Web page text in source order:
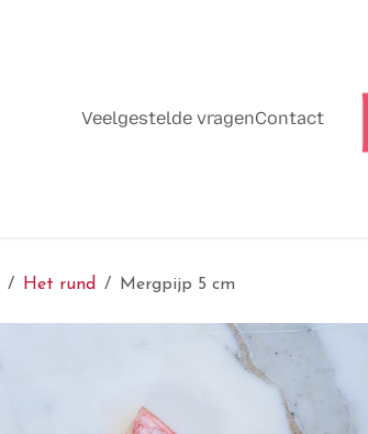
Veelgestelde vragenContact
Het rund Mergpijp 5 cm